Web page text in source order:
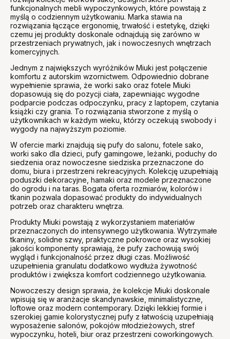
funkcjonalnych mebli wypoczynkowych, które powstają z
myślą o codziennym użytkowaniu. Marka stawia na
rozwiązania łączące ergonomię, trwałość i estetykę, dzięki
czemu jej produkty doskonale odnajdują się zarówno w
przestrzeniach prywatnych, jak i nowoczesnych wnętrzach
komercyjnych.
Jednym z największych wyróżników Miuki jest połączenie
komfortu z autorskim wzornictwem. Odpowiednio dobrane
wypełnienie sprawia, że worki sako oraz fotele Miuki
dopasowują się do pozycji ciała, zapewniając wygodne
podparcie podczas odpoczynku, pracy z laptopem, czytania
książki czy grania. To rozwiązania stworzone z myślą o
użytkownikach w każdym wieku, którzy oczekują swobody i
wygody na najwyższym poziomie.
W ofercie marki znajdują się pufy do salonu, fotele sako,
worki sako dla dzieci, pufy gamingowe, leżanki, poduchy do
siedzenia oraz nowoczesne siedziska przeznaczone do
domu, biura i przestrzeni rekreacyjnych. Kolekcję uzupełniają
poduszki dekoracyjne, hamaki oraz modele przeznaczone
do ogrodu i na taras. Bogata oferta rozmiarów, kolorów i
tkanin pozwala dopasować produkty do indywidualnych
potrzeb oraz charakteru wnętrza.
Produkty Miuki powstają z wykorzystaniem materiałów
przeznaczonych do intensywnego użytkowania. Wytrzymałe
tkaniny, solidne szwy, praktyczne pokrowce oraz wysokiej
jakości komponenty sprawiają, że pufy zachowują swój
wygląd i funkcjonalność przez długi czas. Możliwość
uzupełnienia granulatu dodatkowo wydłuża żywotność
produktów i zwiększa komfort codziennego użytkowania.
Nowoczeszy design sprawia, że kolekcje Miuki doskonale
wpisują się w aranżacje skandynawskie, minimalistyczne,
loftowe oraz modern contemporary. Dzięki lekkiej formie i
szerokiej gamie kolorystycznej pufy z łatwością uzupełniają
wyposażenie salonów, pokojów młodzieżowych, stref
wypoczynku, hoteli, biur oraz przestrzeni coworkingowych.